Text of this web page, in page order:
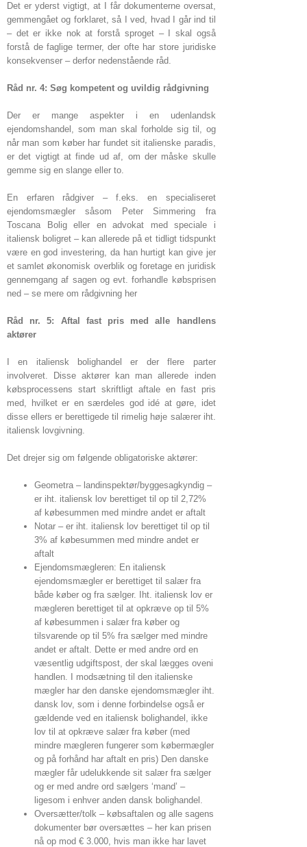
Det er yderst vigtigt, at I får dokumenterne oversat,
gemmengået og forklaret, så I ved, hvad I går ind til
– det er ikke nok at forstå sproget – I skal også
forstå de faglige termer, der ofte har store juridiske
konsekvenser – derfor nedenstående råd.
Råd nr. 4: Søg kompetent og uvildig rådgivning
Der er mange aspekter i en udenlandsk
ejendomshandel, som man skal forholde sig til, og
når man som køber har fundet sit italienske paradis,
er det vigtigt at finde ud af, om der måske skulle
gemme sig en slange eller to.
En erfaren rådgiver – f.eks. en specialiseret
ejendomsmægler såsom Peter Simmering fra
Toscana Bolig eller en advokat med speciale i
italiensk boligret – kan allerede på et tidligt tidspunkt
være en god investering, da han hurtigt kan give jer
et samlet økonomisk overblik og foretage en juridisk
gennemgang af sagen og evt. forhandle købsprisen
ned – se mere om rådgivning her
Råd nr. 5: Aftal fast pris med alle handlens
aktører
I en italiensk bolighandel er der flere parter
involveret. Disse aktører kan man allerede inden
købsprocessens start skriftligt aftale en fast pris
med, hvilket er en særdeles god idé at gøre, idet
disse ellers er berettigede til rimelig høje salærer iht.
italiensk lovgivning.
Det drejer sig om følgende obligatoriske aktører:
Geometra – landinspektør/byggesagkyndig –
er iht. italiensk lov berettiget til op til 2,72%
af købesummen med mindre andet er aftalt
Notar – er iht. italiensk lov berettiget til op til
3% af købesummen med mindre andet er
aftalt
Ejendomsmægleren: En italiensk
ejendomsmægler er berettiget til salær fra
både køber og fra sælger. Iht. italiensk lov er
mægleren berettiget til at opkræve op til 5%
af købesummen i salær fra køber og
tilsvarende op til 5% fra sælger med mindre
andet er aftalt. Dette er med andre ord en
væsentlig udgiftspost, der skal lægges oveni
handlen. I modsætning til den italienske
mægler har den danske ejendomsmægler iht.
dansk lov, som i denne forbindelse også er
gældende ved en italiensk bolighandel, ikke
lov til at opkræve salær fra køber (med
mindre mægleren fungerer som købermægler
og på forhånd har aftalt en pris) Den danske
mægler får udelukkende sit salær fra sælger
og er med andre ord sælgers ‘mand’ –
ligesom i enhver anden dansk bolighandel.
Oversætter/tolk – købsaftalen og alle sagens
dokumenter bør oversættes – her kan prisen
nå op mod € 3.000, hvis man ikke har lavet